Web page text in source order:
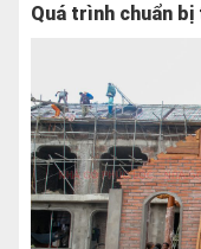
Quá trình chuẩn